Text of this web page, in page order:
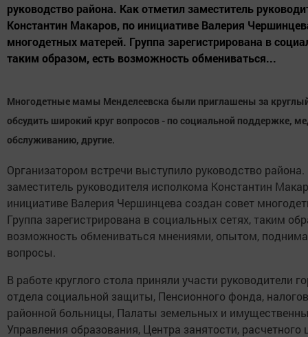
руководство района. Как отметил заместитель
Константин Макаров, по инициативе Валерия
многодетных матерей. Группа зарегистрирована в
таким образом, есть возможность обмениваться...
Многодетные мамы Менделеевска были приглашены за
обсудить широкий круг вопросов - по социальной поддержке,
обслуживанию, другие.
Организатором встречи выступило руководство
заместитель руководителя исполкома Константин
инициативе Валерия Чершинцева создан совет
Группа зарегистрирована в социальных сетях, таким
возможность обмениваться мнениями, опытом,
вопросы.
В работе круглого стола приняли участи руководители
отдела социальной защиты, Пенсионного фонда,
районной больницы, Палаты земельных и
Управления образования, Центра занятости, расчетного